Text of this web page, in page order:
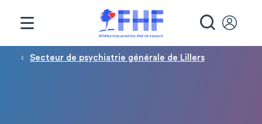
Fil d'Ariane
Secteur de psychiatrie générale de Lillers
Panneau de gestion des cookies